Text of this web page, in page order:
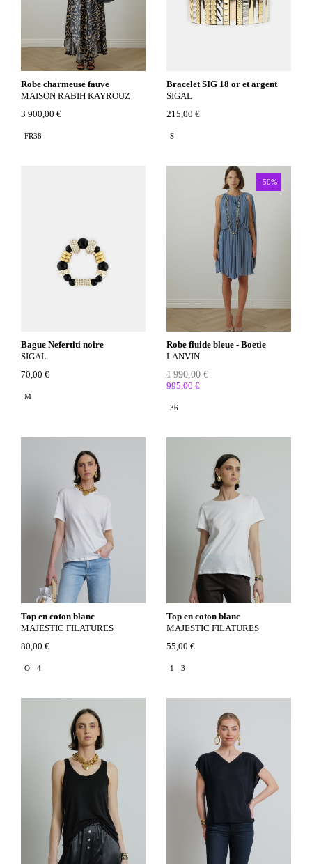
Robe charmeuse fauve
MAISON RABIH KAYROUZ
3 900,00 €
FR38
Bracelet SIG 18 or et argent
SIGAL
215,00 €
S
Bague Nefertiti noire
SIGAL
70,00 €
M
-50%
Robe fluide bleue - Boetie
LANVIN
1 990,00 €
995,00 €
36
Top en coton blanc
MAJESTIC FILATURES
80,00 €
O 4
Top en coton blanc
MAJESTIC FILATURES
55,00 €
1 3